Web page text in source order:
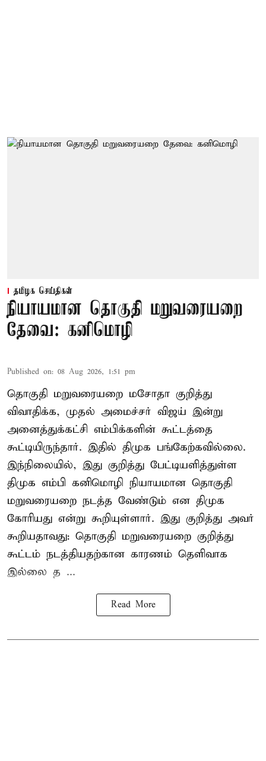
தமிழக செய்திகள்
நியாயமான தொகுதி மறுவரையறை
தேவை: கனிமொழி
Published on: 08 Aug 2026, 1:51 pm
தொகுதி மறுவரையறை மசோதா குறித்து
விவாதிக்க, முதல் அமைச்சர் விஜய் இன்று
அனைத்துக்கட்சி எம்பிக்களின் கூட்டத்தை
கூட்டியிருந்தார். இதில் திமுக பங்கேற்கவில்லை.
இந்நிலையில், இது குறித்து பேட்டியளித்துள்ள
திமுக எம்பி கனிமொழி நியாயமான தொகுதி
மறுவரையறை நடத்த வேண்டும் என திமுக
கோரியது என்று கூறியுள்ளார். இது குறித்து அவர்
கூறியதாவது: தொகுதி மறுவரையறை குறித்து
கூட்டம் நடத்தியதற்கான காரணம் தெளிவாக
இல்லை த ...
Read More